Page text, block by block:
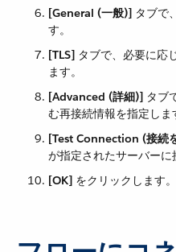
[General (一般)] タブで
す。
[TLS] タブで、必要に応
ます。
[Advanced (詳細)] タブ
む再接続情報を指定しま
[Test Connection (接続
が指定されたサーバーに
[OK] ​ をクリックします。